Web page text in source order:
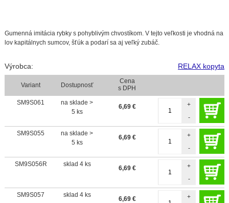
Gumenná imitácia rybky s pohyblivým chvostíkom. V tejto veľkosti je vhodná na
lov kapitálnych sumcov, šťúk a podarí sa aj veľký zubáč.
Výrobca: RELAX kopyta
Variant Dostupnosť
Cena
s DPH
SM9S061
na sklade >
5 ks
6,69 €
-
+
SM9S055
na sklade >
5 ks
6,69 €
-
+
SM9S056R sklad 4 ks
6,69 €
-
+
SM9S057 sklad 4 ks
6,69 €
+